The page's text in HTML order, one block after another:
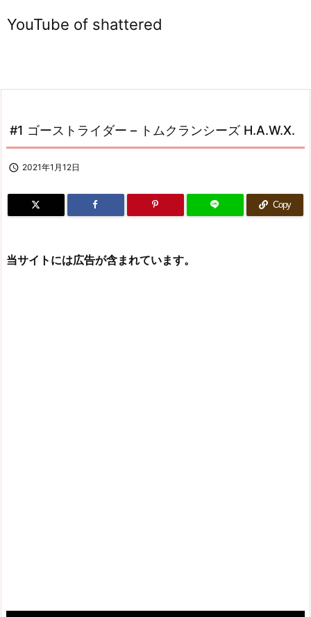
YouTube of shattered
#1 ゴーストライダー – トムクランシーズ H.A.W.X.
 2021年1月12日
Copy
当サイトには広告が含まれています。